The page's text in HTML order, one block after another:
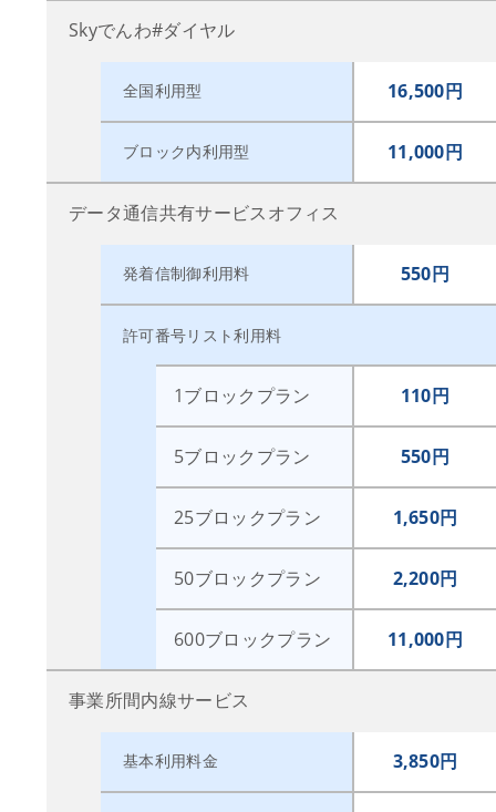
Skyでんわ#ダイヤル
全国利用型 16,500円
ブロック内利用型 11,000円
データ通信共有サービスオフィス
発着信制御利用料 550円
許可番号リスト利用料
1ブロックプラン 110円
5ブロックプラン 550円
25ブロックプラン 1,650円
50ブロックプラン 2,200円
600ブロックプラン 11,000円
事業所間内線サービス
基本利用料金 3,850円